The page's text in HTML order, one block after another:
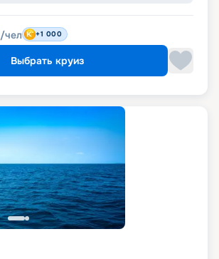
/чел +1 000
Выбрать круиз